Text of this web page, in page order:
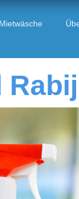
Mietwäsche